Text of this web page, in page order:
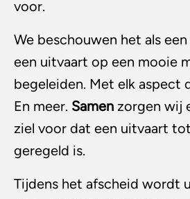
voor.
We beschouwen het als
een uitvaart op een mooie
begeleiden. Met elk aspect
En meer. Samen zorgen wij
ziel voor dat een uitvaart
geregeld is.
Tijdens het afscheid wordt